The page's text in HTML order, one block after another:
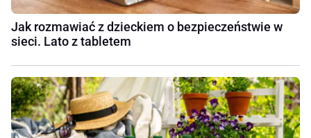
Jak rozmawiać z dzieckiem o bezpieczeństwie w
sieci. Lato z tabletem